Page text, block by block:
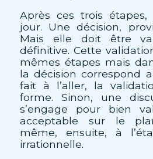
Après ces trois
jour. Une décision,
Mais elle doit être
définitive. Cette
mêmes étapes mais
la décision correspond
fait à l’aller, la
forme. Sinon, une
s’engage pour bien
acceptable sur le
même, ensuite, à
irrationnelle.